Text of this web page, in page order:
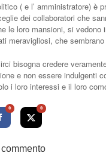
( e l’ amministratore) è
dei collaboratori che
le loro mansioni, si vedono
meravigliosi, che
bisogna credere
e non essere indulgenti
i loro interessi e il loro
0 0